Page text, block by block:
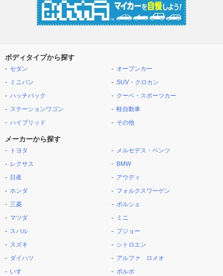
ボディタイプから探す
セダン
ミニバン
ハッチバック
ステーションワゴン
ハイブリッド
オープンカー
SUV・クロカン
クーペ・スポーツカー
軽自動車
その他
メーカーから探す
トヨタ
レクサス
日産
ホンダ
三菱
マツダ
スバル
スズキ
ダイハツ
いすゞ
メルセデス・ベンツ
BMW
アウディ
フォルクスワーゲン
ポルシェ
ミニ
プジョー
シトロエン
アルファ ロメオ
ボルボ